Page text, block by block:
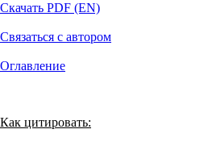
Скачать PDF (EN)
Связаться с автором
Оглавление
Как цитировать: